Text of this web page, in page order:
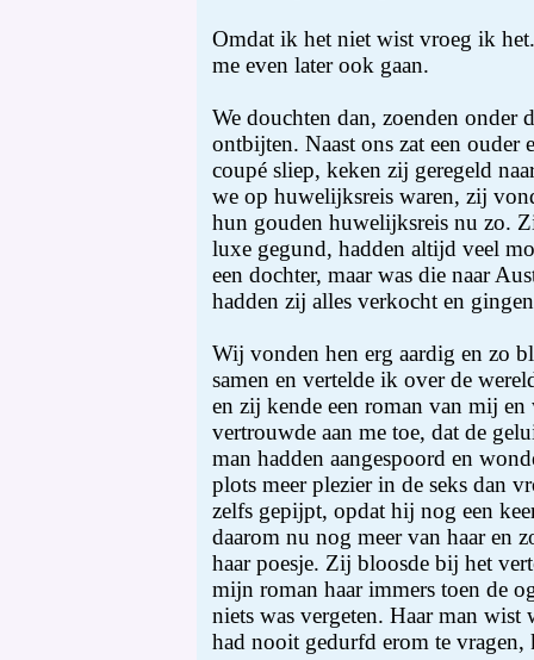
Omdat ik het niet wist vroeg ik
me even later ook gaan.
We douchten dan, zoenden onder
ontbijten. Naast ons zat een ouder
coupé sliep, keken zij geregeld
we op huwelijksreis waren, zij
hun gouden huwelijksreis nu zo.
luxe gegund, hadden altijd veel
een dochter, maar was die naar
hadden zij alles verkocht en
Wij vonden hen erg aardig en zo
samen en vertelde ik over de
en zij kende een roman van mij
vertrouwde aan me toe, dat de
man hadden aangespoord en
plots meer plezier in de seks dan
zelfs gepijpt, opdat hij nog een
daarom nu nog meer van haar en
haar poesje. Zij bloosde bij het
mijn roman haar immers toen de
niets was vergeten. Haar man
had nooit gedurfd erom te